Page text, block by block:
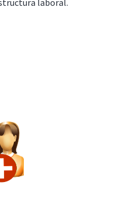
laboral.